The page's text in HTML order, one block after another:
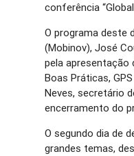
conferência
O programa deste
(Mobinov), José
pela apresentação
Boas Práticas,
Neves, secretário
encerramento do
O segundo dia de
grandes temas,